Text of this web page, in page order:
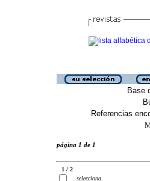
Base
Referencias
página 1 de 1
1 / 2
selecciona